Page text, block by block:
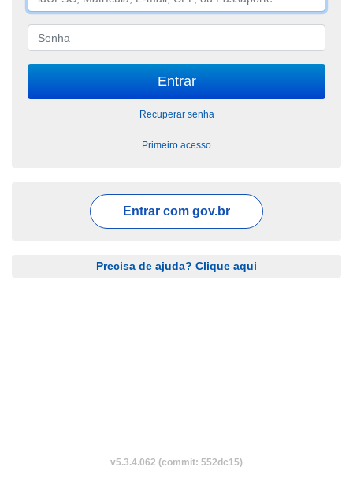
Recuperar senha
Primeiro acesso
Entrar com gov.br
Precisa de ajuda? Clique aqui
v5.3.4.062 (commit: 552dc15)